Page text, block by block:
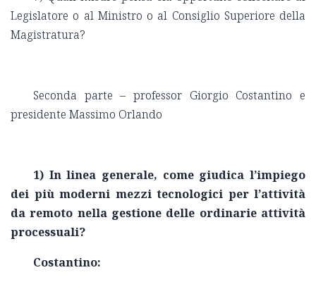
Legislatore o al Ministro o al Consiglio Superiore della
Magistratura?
Seconda parte – professor Giorgio Costantino e
presidente Massimo Orlando
1) In linea generale, come giudica l’impiego
dei più moderni mezzi tecnologici per l’attività
da remoto nella gestione delle ordinarie attività
processuali?
Costantino: